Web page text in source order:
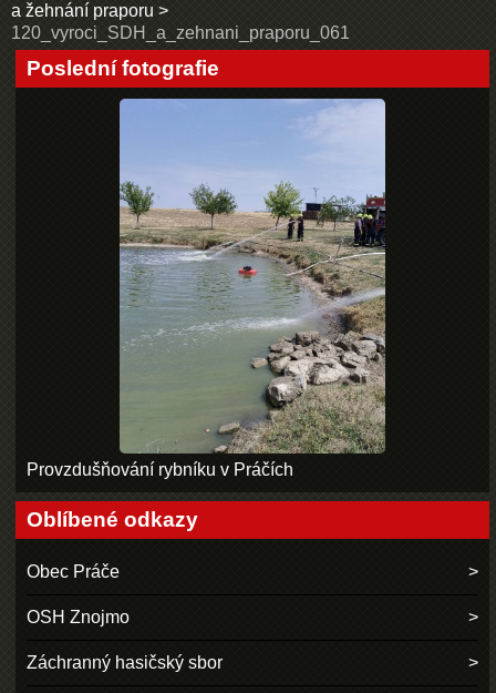
a žehnání praporu
120_vyroci_SDH_a_zehnani_praporu_061
Poslední fotografie
Provzdušňování rybníku v Práčích
Oblíbené odkazy
Obec Práče
OSH Znojmo
Záchranný hasičský sbor